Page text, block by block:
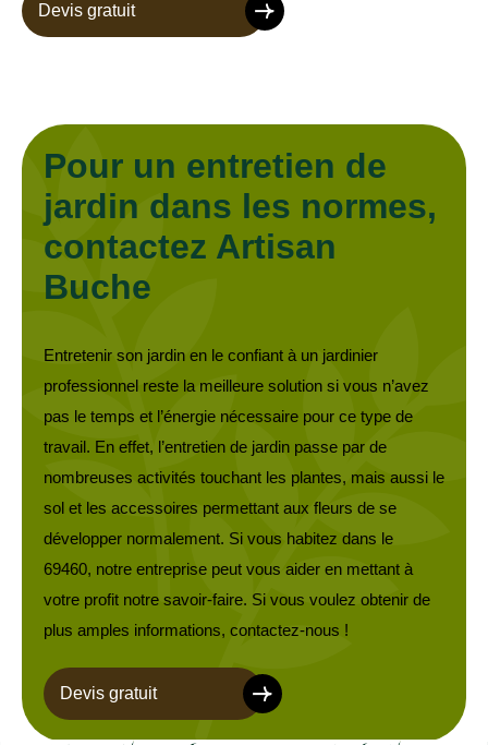
Devis gratuit
Pour un entretien de
jardin dans les normes,
contactez Artisan
Buche
Entretenir son jardin en le confiant à un jardinier
professionnel reste la meilleure solution si vous n’avez
pas le temps et l’énergie nécessaire pour ce type de
travail. En effet, l’entretien de jardin passe par de
nombreuses activités touchant les plantes, mais aussi le
sol et les accessoires permettant aux fleurs de se
développer normalement. Si vous habitez dans le
69460, notre entreprise peut vous aider en mettant à
votre profit notre savoir-faire. Si vous voulez obtenir de
plus amples informations, contactez-nous !
Devis gratuit